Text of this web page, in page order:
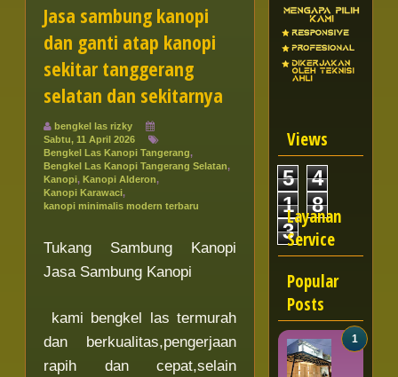
Jasa sambung kanopi
dan ganti atap kanopi
sekitar tanggerang
selatan dan sekitarnya
bengkel las rizky
Sabtu, 11 April 2026
Bengkel Las Kanopi Tangerang,
Bengkel Las Kanopi Tangerang Selatan,
Kanopi, Kanopi Alderon,
Kanopi Karawaci,
kanopi minimalis modern terbaru
Tukang Sambung Kanopi
Jasa Sambung Kanopi
kami bengkel las termurah
dan berkualitas,pengerjaan
rapih dan cepat,selain
Views
5
4
1
8
3
Layanan
Service
Popular
Posts